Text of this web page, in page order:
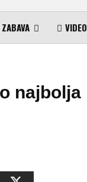
ZABAVA VIDEO
najbolja